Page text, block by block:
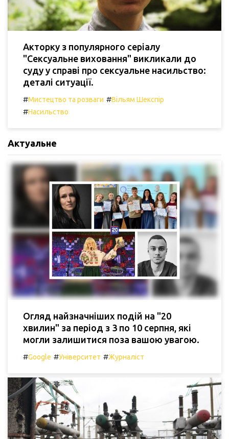
Акторку з популярного серіалу
"Сексуальне виховання" викликали до
суду у справі про сексуальне насильство:
деталі ситуації.
#Мистецтво та розваги #Вільям Шекспір
#Насильство
Актуальне
Огляд найзначніших подій на "20
хвилин" за період з 3 по 10 серпня, які
могли залишитися поза вашою увагою.
#Google #Університет #Журналіст